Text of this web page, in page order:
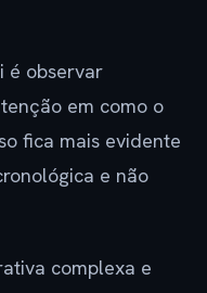
é observar
em como o
fica mais evidente
e não
complexa e